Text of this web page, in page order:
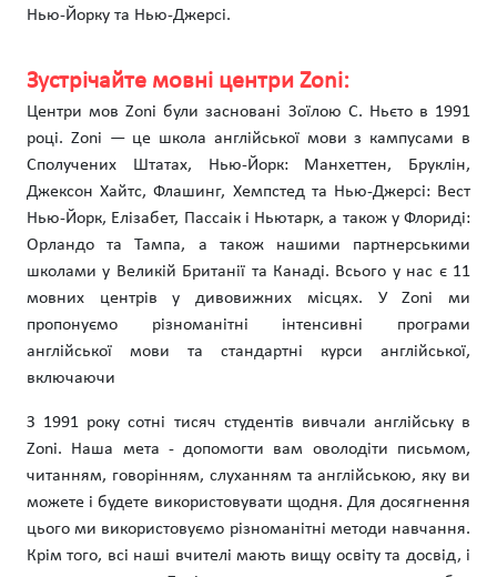
Нью-Йорку та Нью-Джерсі.
Зустрічайте мовні центри Zoni:
Центри мов Zoni були засновані Зоїлою С. Ньєто в 1991
році. Zoni — це школа англійської мови з кампусами в
Сполучених Штатах, Нью-Йорк: Манхеттен, Бруклін,
Джексон Хайтс, Флашинг, Хемпстед та Нью-Джерсі: Вест
Нью-Йорк, Елізабет, Пассаік і Ньютарк, а також у Флориді:
Орландо та Тампа, а також нашими партнерськими
школами у Великій Британії та Канаді. Всього у нас є 11
мовних центрів у дивовижних місцях. У Zoni ми
пропонуємо різноманітні інтенсивні програми
англійської мови та стандартні курси англійської,
включаючи
З 1991 року сотні тисяч студентів вивчали англійську в
Zoni. Наша мета - допомогти вам оволодіти письмом,
читанням, говорінням, слуханням та англійською, яку ви
можете і будете використовувати щодня. Для досягнення
цього ми використовуємо різноманітні методи навчання.
Крім того, всі наші вчителі мають вищу освіту та досвід, і